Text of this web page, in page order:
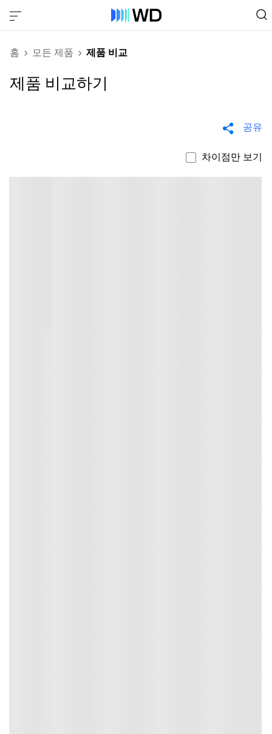
홈 모든 제품 제품 비교
제품 비교하기
공유
차이점만 보기